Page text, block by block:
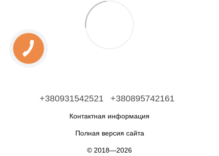
+380931542521 +380895742161
Контактная информация
Полная версия сайта
© 2018—2026